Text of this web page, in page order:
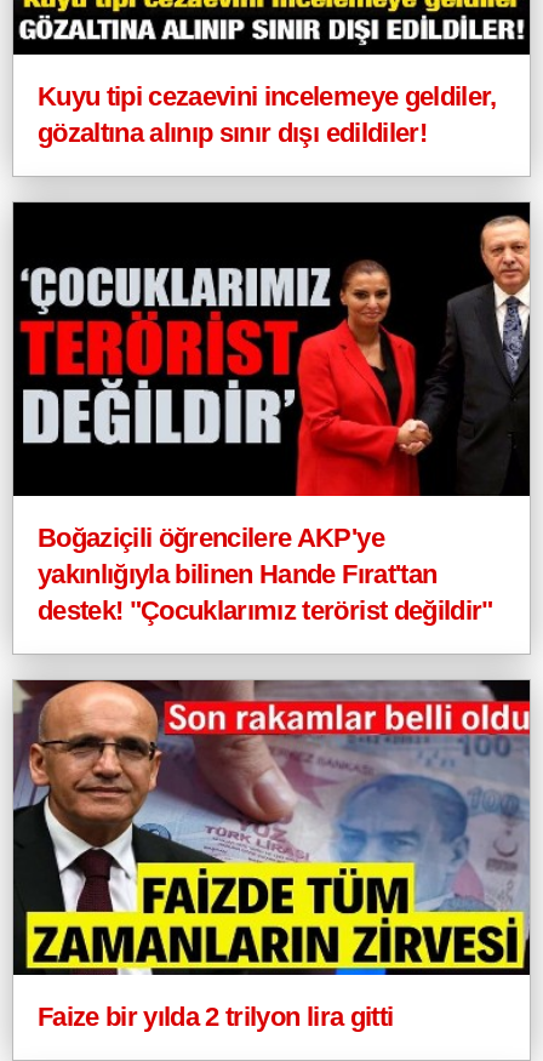
Kuyu tipi cezaevini incelemeye geldiler,
gözaltına alınıp sınır dışı edildiler!
Boğaziçili öğrencilere AKP'ye
yakınlığıyla bilinen Hande Fırat'tan
destek! "Çocuklarımız terörist değildir"
Faize bir yılda 2 trilyon lira gitti